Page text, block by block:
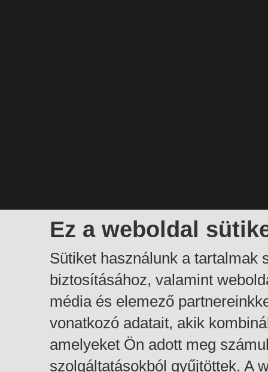
Ez a weboldal
Sütiket használunk a tartalmak
biztosításához, valamint
média és elemező
vonatkozó adatait, akik
amelyeket Ön adott meg
szolgáltatásokból gyűjtöttek. A